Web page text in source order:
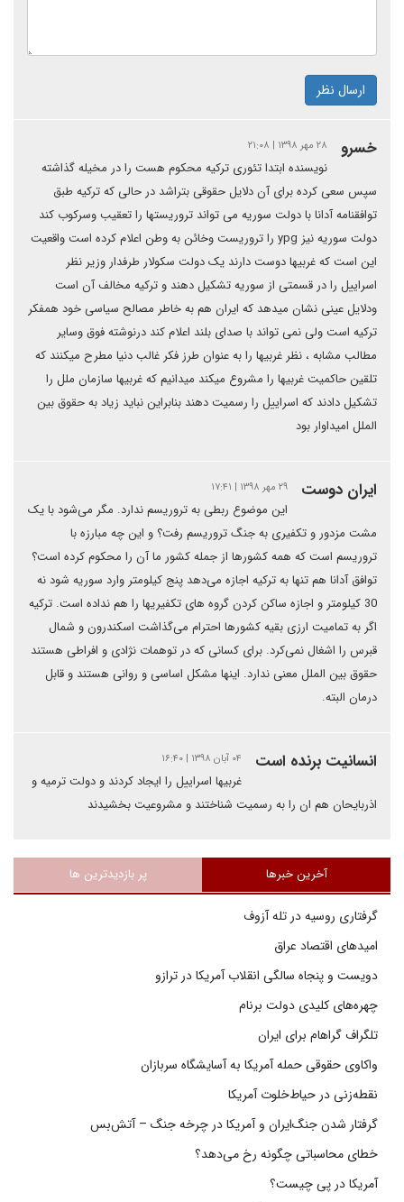
ارسال نظر
خسرو ۲۸ مهر ۱۳۹۸ | ۲۱:۰۸
نویسنده ابتدا تئوری ترکیه محکوم هست را در مخیله گذاشته
سپس سعی کرده برای آن دلایل حقوقی بتراشد در حالی که ترکیه طبق
توافقنامه آدانا با دولت سوریه می تواند تروریستها را تعقیب وسرکوب کند
دولت سوریه نیز ypg را تروریست وخائن به وطن اعلام کرده است واقعیت
این است که غربیها دوست دارند یک دولت سکولار طرفدار وزیر نظر
اسراییل را در قسمتی از سوریه تشکیل دهند و ترکیه مخالف آن است
ودلایل عینی نشان میدهد که ایران هم به خاطر مصالح سیاسی خود همفکر
ترکیه است ولی نمی تواند با صدای بلند اعلام کند درنوشته فوق وسایر
مطالب مشابه ، نظر غربیها را به عنوان طرز فکر غالب دنیا مطرح میکنند که
تلقین حاکمیت غربیها را مشروع میکند میدانیم که غربیها سازمان ملل را
تشکیل دادند که اسراییل را رسمیت دهند بنابراین نباید زیاد به حقوق بین
الملل امیداوار بود
ایران دوست ۲۹ مهر ۱۳۹۸ | ۱۷:۴۱
این موضوع ربطی به تروریسم ندارد. مگر می‌شود با یک
مشت مزدور و تکفیری به جنگ تروریسم رفت؟ و این چه مبارزه با
تروریسم است که همه کشورها از جمله کشور ما آن را محکوم کرده است؟
توافق آدانا هم تنها به ترکیه اجازه می‌دهد پنج کیلومتر وارد سوریه شود نه
30 کیلومتر و اجازه ساکن کردن گروه های تکفیریها را هم نداده است. ترکیه
اگر به تمامیت ارزی بقیه کشورها احترام می‌گذاشت اسکندرون و شمال
قبرس را اشغال نمی‌کرد. برای کسانی که در توهمات نژادی و افراطی هستند
حقوق بین الملل معنی ندارد. اینها مشکل اساسی و روانی هستند و قابل
درمان البته.
انسانیت برنده است ۰۴ آبان ۱۳۹۸ | ۱۶:۴۰
غربیها اسراییل را ایجاد کردند و دولت ترمیه و
اذربایحان هم ان را به رسمیت شناختند و مشروعیت بخشیدند
آخرین خبرها پر بازدیدترین ها
گرفتاری روسیه در تله آزوف
امیدهای اقتصاد عراق
دویست و پنجاه سالگی انقلاب آمریکا در ترازو
چهره‌های کلیدی دولت برنام
تلگراف گراهام برای ایران
واکاوی حقوقی حمله آمریکا به آسایشگاه سربازان
نقطه‌زنی در حیاط‌خلوت آمریکا
گرفتار شدن جنگ‌ایران و آمریکا در چرخه جنگ – آتش‌بس
خطای محاسباتی چگونه رخ می‌دهد؟
آمریکا در پی چیست؟